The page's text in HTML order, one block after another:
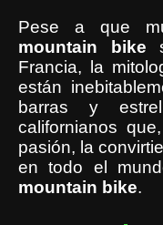
Pese a que
mountain bike
Francia, la
están
barras y
californianos
pasión, la
en todo el
mountain bike.